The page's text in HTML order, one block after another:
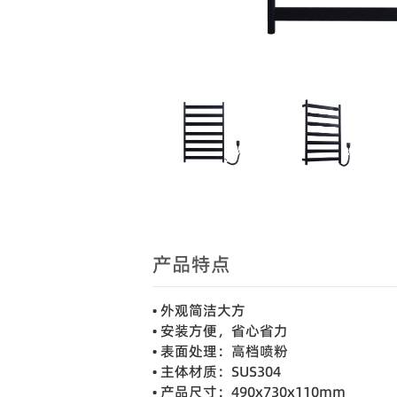
产品特点
• 外观简洁大方
• 安装方便，省心省力
• 表面处理：高档喷粉
• 主体材质：SUS304
• 产品尺寸：490x730x110mm